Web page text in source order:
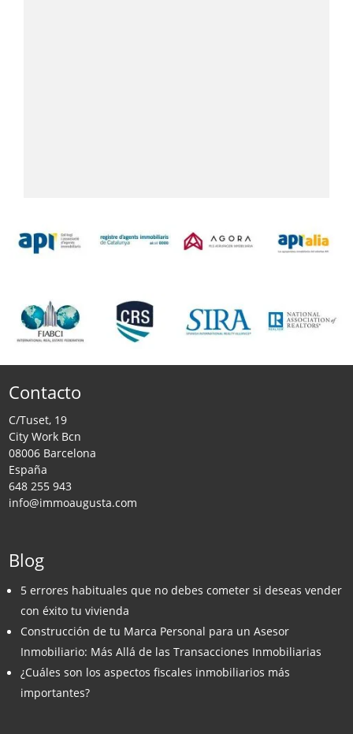
Contacto
C/Tuset, 19
City Work Bcn
08006 Barcelona
España
648 255 943
info@immoaugusta.com
Blog
5 errores habituales que no debes cometer si deseas vender
con éxito tu vivienda
Construcción de tu Marca Personal para un Asesor
Inmobiliario: Más Allá de las Transacciones Inmobiliarias
¿Cuáles son los aspectos fiscales inmobiliarios más
importantes?